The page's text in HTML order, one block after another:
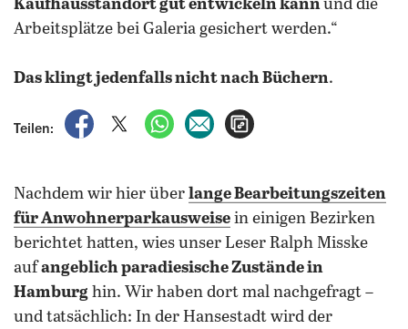
Kaufhausstandort gut entwickeln kannund die
Arbeitsplätze bei Galeria gesichert werden.“
Das klingt jedenfalls nicht nach Büchern.
Teilen:
auf Facebook teilen
auf X teilenper WhatsApp teilen
per E-Mail teilen
Nachdem wir hier über lange Bearbeitungszeiten
für Anwohnerparkausweise in einigen Bezirken
berichtet hatten, wies unser Leser Ralph Misske
aufangeblich paradiesische Zustände in
Hamburg hin. Wir haben dort mal nachgefragt –
und tatsächlich: In der Hansestadt wird der